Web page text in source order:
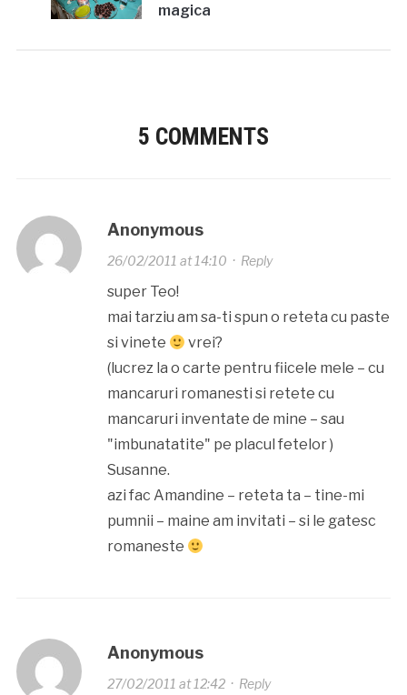
magica
5 COMMENTS
Anonymous
26/02/2011 at 14:10 · Reply
super Teo!
mai tarziu am sa-ti spun o reteta cu paste
si vinete
vrei?
(lucrez la o carte pentru fiicele mele – cu
mancaruri romanesti si retete cu
mancaruri inventate de mine – sau
"imbunatatite" pe placul fetelor )
Susanne.
azi fac Amandine – reteta ta – tine-mi
pumnii – maine am invitati – si le gatesc
romaneste
Anonymous
27/02/2011 at 12:42· Reply